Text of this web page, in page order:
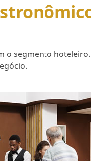
o segmento